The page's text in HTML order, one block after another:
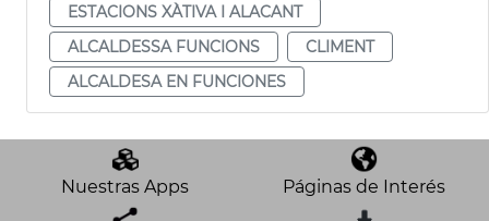
ESTACIONS XÀTIVA I ALACANT
ALCALDESSA FUNCIONS
CLIMENT
ALCALDESA EN FUNCIONES
Nuestras Apps Páginas de Interés